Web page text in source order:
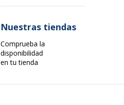
Nuestras tiendas
Comprueba la
disponibilidad
en tu tienda